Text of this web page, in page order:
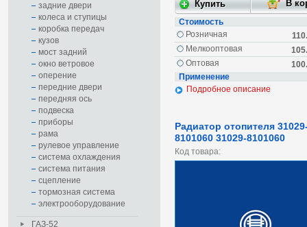
задние двери
колеса и ступицы
коробка передач
кузов
мост задний
окно ветровое
оперение
передние двери
передняя ось
подвеска
приборы
рама
рулевое управление
система охлаждения
система питания
сцепление
тормозная система
электрооборудование
ГАЗ-52
Стоимость
Розничная
Мелкооптовая
Оптовая
Применение
Подробное описание
Радиатор отопителя
8101060 31029-8101060
Код товара: